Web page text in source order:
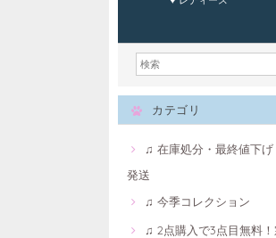
カテゴリ
♫ 在庫処分・最終値下げ
発送
♫ 今季コレクション
♫ 2点購入で3点目無料